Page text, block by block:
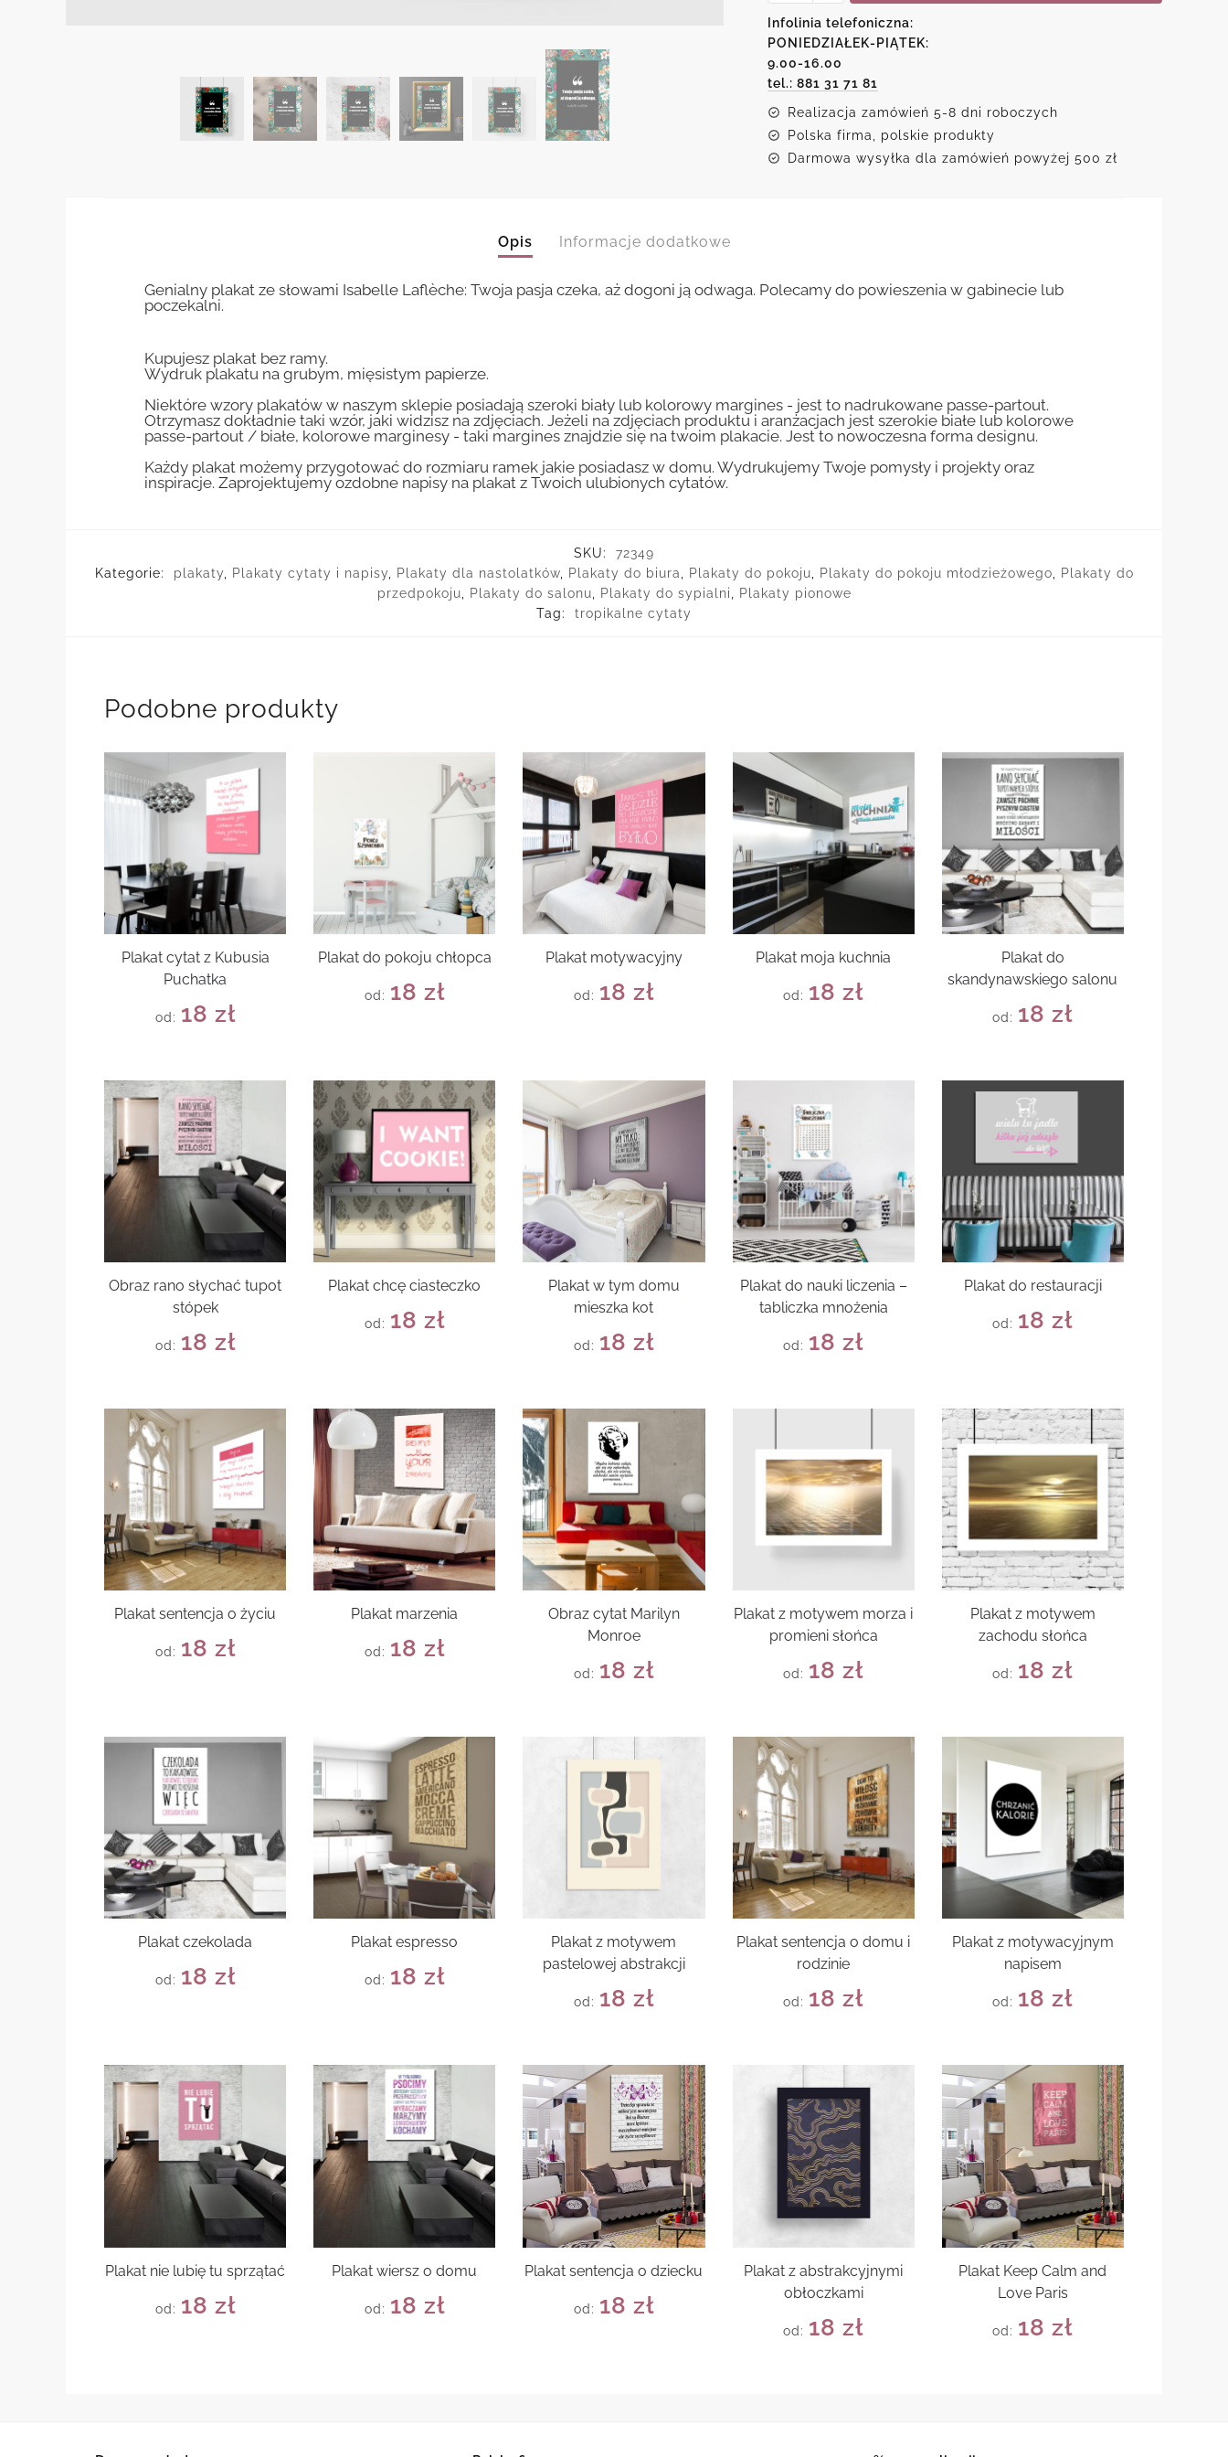
i
odwadze-
cytat
Isabelle
Laflèche
Infolinia telefoniczna:
PONIEDZIAŁEK-PIĄTEK:
9.00-16.00
tel.: 881 31 71 81
Realizacja zamówień 5-8 dni roboczych
Polska firma, polskie produkty
Darmowa wysyłka dla zamówień powyżej 500 zł
Opis Informacje dodatkowe
Genialny plakat ze słowami Isabelle Laflèche: Twoja pasja czeka, aż dogoni ją odwaga. Polecamy do powieszenia w gabinecie lub
poczekalni.
Kupujesz plakat bez ramy.
Wydruk plakatu na grubym, mięsistym papierze.
Niektóre wzory plakatów w naszym sklepie posiadają szeroki biały lub kolorowy margines - jest to nadrukowane passe-partout.
Otrzymasz dokładnie taki wzór, jaki widzisz na zdjęciach. Jeżeli na zdjęciach produktu i aranżacjach jest szerokie białe lub kolorowe
passe-partout / białe, kolorowe marginesy - taki margines znajdzie się na twoim plakacie. Jest to nowoczesna forma designu.
Każdy plakat możemy przygotować do rozmiaru ramek jakie posiadasz w domu. Wydrukujemy Twoje pomysły i projekty oraz
inspiracje. Zaprojektujemy ozdobne napisy na plakat z Twoich ulubionych cytatów.
SKU:
72349
Kategorie:
plakaty Plakaty cytaty i napisy Plakaty dla nastolatków, Plakaty do biura Plakaty do pokoju Plakaty do pokoju młodzieżowego
Plakaty do
przedpokoju
Plakaty do salonu Plakaty do sypialni
Plakaty pionowe
Tag:
tropikalne cytaty
Podobne produkty
Plakat cytat z Kubusia
Puchatka
od: 18 zł
Plakat do pokoju chłopca
od: 18 zł
Plakat motywacyjny
od: 18 zł
Plakat moja kuchnia
od: 18zł
Plakat do
skandynawskiego salonu
od: 18zł
Obraz rano słychać tupot
stópek
od: 18 zł
Plakat chcę ciasteczko
od: 18 zł
Plakat w tym domu
mieszka kot
od: 18 zł
Plakat do nauki liczenia –
tabliczka mnożenia
od: 18zł
Plakat do restauracji
od: 18zł
Plakat sentencja o życiu
od: 18 zł
Plakat marzenia
od: 18 zł
Obraz cytat Marilyn
Monroe
od: 18 zł
Plakat z motywem morza i
promieni słońca
od: 18zł
Plakat z motywem
zachodu słońca
od: 18zł
Plakat czekolada
od: 18 zł
Plakat espresso
od: 18 zł
Plakat z motywem
pastelowej abstrakcji
od: 18 zł
Plakat sentencja o domu i
rodzinie
od: 18zł
Plakat z motywacyjnym
napisem
od: 18zł
Plakat nie lubię tu sprzątać
od: 18 zł
Plakat wiersz o domu
od: 18 zł
Plakat sentencja o dziecku
od: 18 zł
Plakat z abstrakcyjnymi
obłoczkami
od: 18zł
Plakat Keep Calm and
Love Paris
od: 18zł